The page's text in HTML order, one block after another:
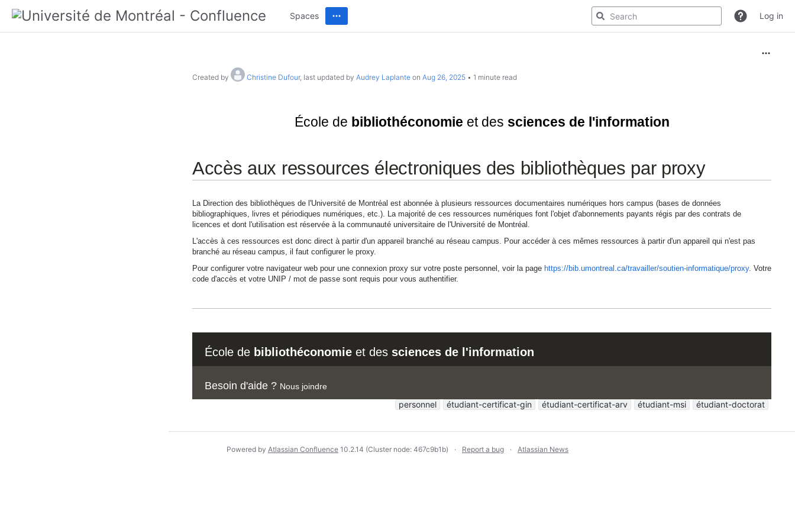
Spaces Log in
Created by Christine Dufour, last updated by Audrey Laplante on Aug 26, 2025 1 minute read
École de bibliothéconomie et des sciences de l'information
Accès aux ressources électroniques des bibliothèques par proxy
La Direction des bibliothèques de l'Université de Montréal est abonnée à plusieurs ressources documentaires numériques hors campus (bases de données
bibliographiques, livres et périodiques numériques, etc.). La majorité de ces ressources numériques font l'objet d'abonnements payants régis par des contrats de
licences et dont l'utilisation est réservée à la communauté universitaire de l'Université de Montréal.
L'accès à ces ressources est donc direct à partir d'un appareil branché au réseau campus. Pour accéder à ces mêmes ressources à partir d'un appareil qui n'est pas
branché au réseau campus, il faut configurer le proxy.
Pour configurer votre navigateur web pour une connexion proxy sur votre poste personnel, voir la page https://bib.umontreal.ca/travailler/soutien-informatique/proxy. Votre
code d'accès et votre UNIP / mot de passe sont requis pour vous authentifier.
École de bibliothéconomie et des sciences de l'information
Besoin d'aide ? Nous joindre
personnel étudiant-certificat-gin étudiant-certificat-arv étudiant-msi étudiant-doctorat
Powered by Atlassian Confluence 10.2.14 (Cluster node: 467c9b1b) Report a bug Atlassian News